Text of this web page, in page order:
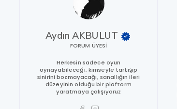
Aydın AKBULUT
FORUM ÜYESI
Herkesin sadece oyun
oynayabileceği, kimseyle tartışıp
sinirini bozmayacağı, sanallığın ileri
düzeyinin olduğu bir plaftorm
yaratmaya çalışıyoruz